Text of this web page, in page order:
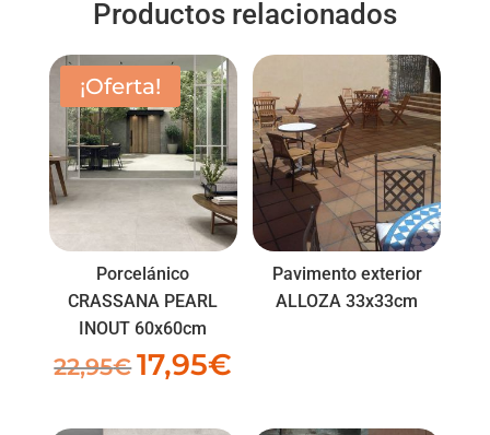
Productos relacionados
¡Oferta!
Porcelánico
CRASSANA PEARL
INOUT 60x60cm
22,95€ El
17,95€
Pavimento exterior
ALLOZA 33x33cm